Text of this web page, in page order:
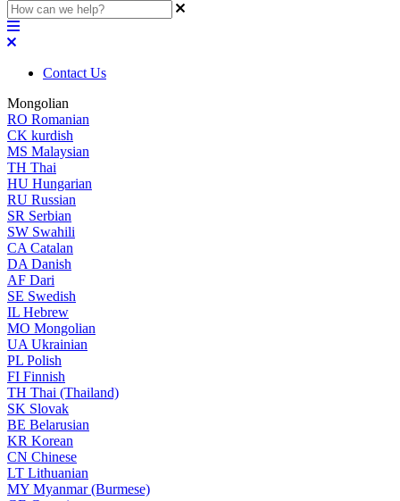
Contact Us
Mongolian
RO Romanian
CK kurdish
MS Malaysian
TH Thai
HU Hungarian
RU Russian
SR Serbian
SW Swahili
CA Catalan
DA Danish
AF Dari
SE Swedish
IL Hebrew
MO Mongolian
UA Ukrainian
PL Polish
FI Finnish
TH Thai (Thailand)
SK Slovak
BE Belarusian
KR Korean
CN Chinese
LT Lithuanian
MY Myanmar (Burmese)